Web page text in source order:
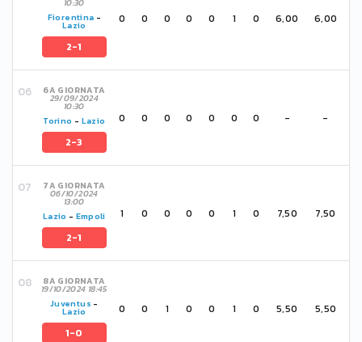
10:30
Fiorentina -
Lazio
2-1
0 0 0 0 0 1 0 6,00 6,00
6A GIORNATA
29/09/2024
10:30
Torino - Lazio
2-3
0 0 0 0 0 0 0 - -
7A GIORNATA
06/10/2024
13:00
Lazio - Empoli
2-1
1 0 0 0 0 1 0 7,50 7,50
8A GIORNATA
19/10/2024 18:45
Juventus -
Lazio
1-0
0 0 1 0 0 1 0 5,50 5,50